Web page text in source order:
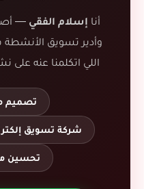
أنا إسلام الفقي —
وأدير تسويق الأنشطة
اللي اتكلمنا عنه
تصميم
شركة تسويق
تحسين